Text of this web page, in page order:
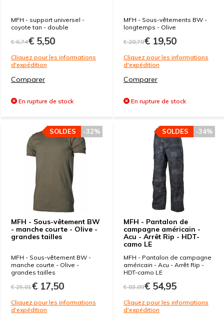
MFH - support universel -
coyote tan - double
€ 6,74€ 5,50
Cliquez pour les informations
d'expédition
Comparer
En rupture de stock
MFH - Sous-vêtements BW -
longtemps - Olive
€ 28,79€ 19,50
Cliquez pour les informations
d'expédition
Comparer
En rupture de stock
MFH - Sous-vêtement BW
- manche courte - Olive -
grandes tailles
-32%
SOLDES
MFH - Sous-vêtement BW -
manche courte - Olive -
grandes tailles
€ 25,81€ 17,50
Cliquez pour les informations
d'expédition
MFH - Pantalon de
campagne américain -
Acu - Arrêt Rip - HDT-
camo LE
-34%
SOLDES
MFH - Pantalon de campagne
américain - Acu - Arrêt Rip -
HDT-camo LE
€ 83,89€ 54,95
Cliquez pour les informations
d'expédition